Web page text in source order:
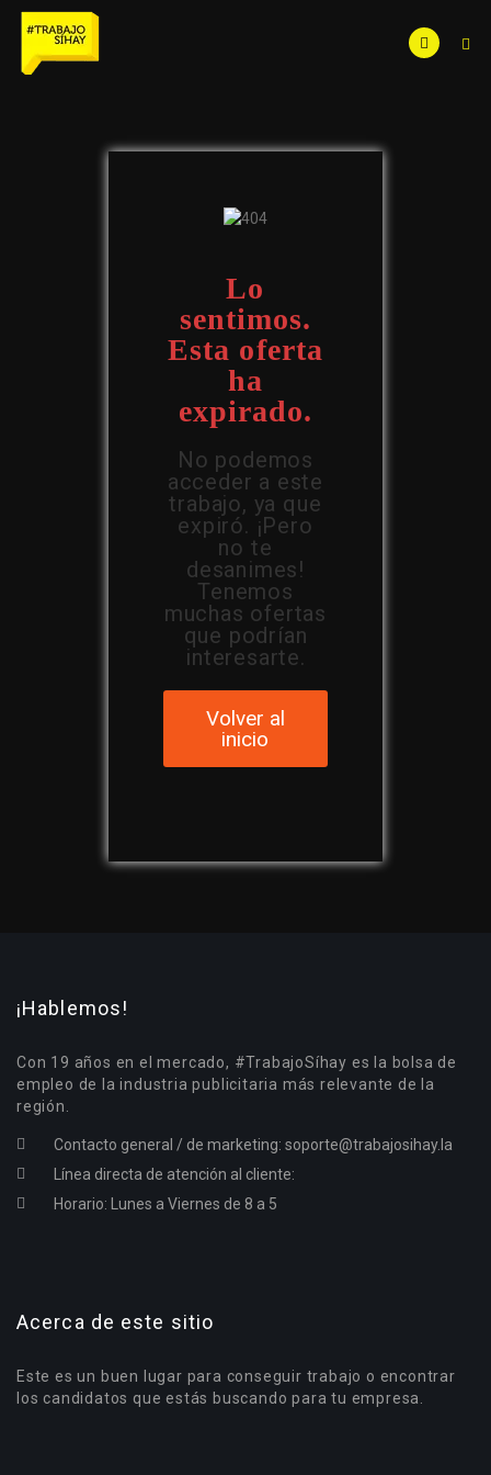
Lo
sentimos.
Esta oferta
ha
expirado.
No podemos
acceder a este
trabajo, ya que
expiró. ¡Pero
no te
desanimes!
Tenemos
muchas ofertas
que podrían
interesarte.
Volver al
inicio
¡Hablemos!
Con 19 años en el mercado, #TrabajoSíhay es la bolsa de
empleo de la industria publicitaria más relevante de la
región.
Contacto general / de marketing: soporte@trabajosihay.la
Línea directa de atención al cliente:
Horario: Lunes a Viernes de 8 a 5
Acerca de este sitio
Este es un buen lugar para conseguir trabajo o encontrar
los candidatos que estás buscando para tu empresa.